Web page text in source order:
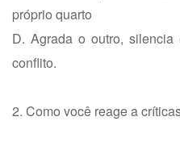
próprio quarto
D. Agrada o outro,
conflito.
2. Como você reage a